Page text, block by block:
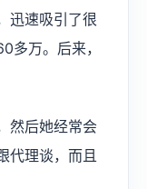
迅速吸引了很
多万。后来，
然后她经常会
代理谈，而且